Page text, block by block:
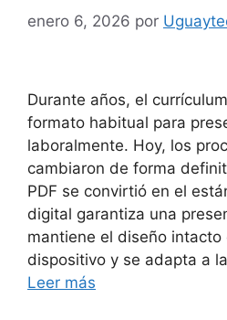
enero 6, 2026 por
Durante años, el
formato habitual para
laboralmente. Hoy, los
cambiaron de forma
PDF se convirtió en el
digital garantiza una
mantiene el diseño intacto
dispositivo y se adapta a
Leer más